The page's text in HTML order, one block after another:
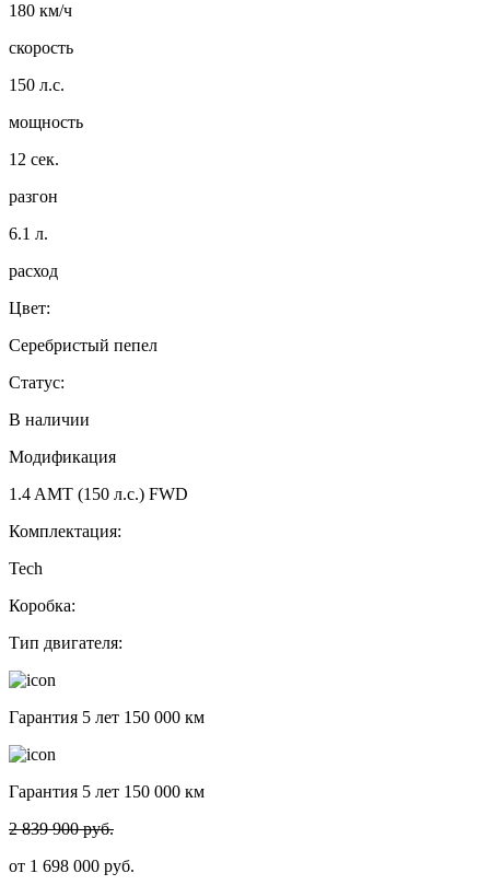
180 км/ч
скорость
150 л.с.
мощность
12 сек.
разгон
6.1 л.
расход
Цвет:
Серебристый пепел
Статус:
В наличии
Модификация
1.4 AMT (150 л.с.) FWD
Комплектация:
Tech
Коробка:
Тип двигателя:
Гарантия 5 лет 150 000 км
Гарантия 5 лет 150 000 км
2 839 900 руб.
от 1 698 000 руб.